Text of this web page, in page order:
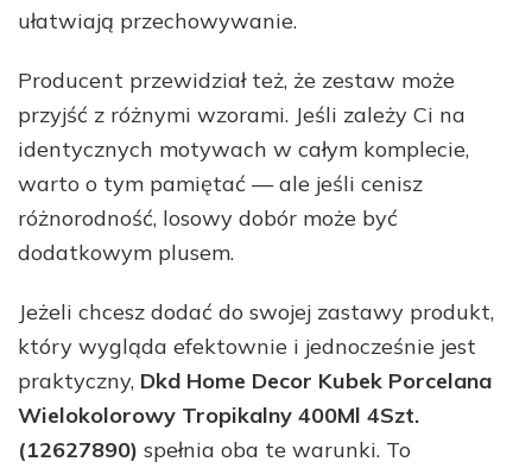
ułatwiają przechowywanie.
Producent przewidział też, że zestaw może
przyjść z różnymi wzorami. Jeśli zależy Ci na
identycznych motywach w całym komplecie,
warto o tym pamiętać — ale jeśli cenisz
różnorodność, losowy dobór może być
dodatkowym plusem.
Jeżeli chcesz dodać do swojej zastawy produkt,
który wygląda efektownie i jednocześnie jest
praktyczny, Dkd Home Decor Kubek Porcelana
Wielokolorowy Tropikalny 400Ml 4Szt.
(12627890) spełnia oba te warunki. To